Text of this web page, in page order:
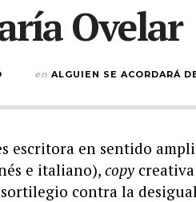
Ovelar
en ALGUIEN SE ACORDARÁ
escritora en sentido
e italiano), copy
contra la